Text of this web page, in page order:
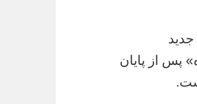
پس از پایان